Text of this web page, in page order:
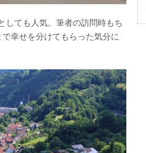
しても人気。筆者の訪問時もち
幸せを分けてもらった気分に